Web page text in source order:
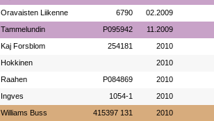
Oravaisten Liikenne 6790 02.2009
Tammelundin P095942 11.2009
Kaj Forsblom 254181 2010
Hokkinen 2010
Raahen P084869 2010
Ingves 1054-1 2010
Williams Buss 415397 131 2010